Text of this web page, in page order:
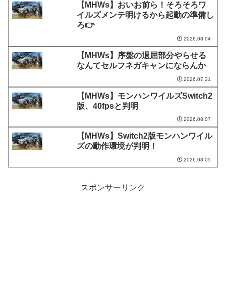
【MHWs】おいお前ら！そろそろワ
イルズメンテ明けるから起動の準備し
ろ👉
2026.08.04
【MHWs】序盤の退屈部分やらせる
なんてセルフネガキャンにならんか
2026.07.31
【MHWs】モンハンワイルズSwitch2
版、40fpsと判明
2026.08.07
【MHWs】Switch2版モンハンワイル
ズの動作環境が判明！
2026.08.05
スポンサーリンク